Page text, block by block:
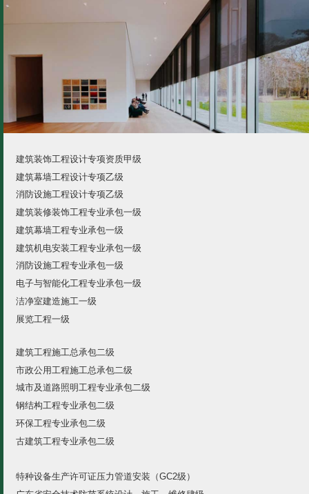
建筑装饰工程设计专项资质甲级
建筑幕墙工程设计专项乙级
消防设施工程设计专项乙级
建筑装修装饰工程专业承包一级
建筑幕墙工程专业承包一级
建筑机电安装工程专业承包一级
消防设施工程专业承包一级
电子与智能化工程专业承包一级
洁净室建造施工一级
展览工程一级
建筑工程施工总承包二级
市政公用工程施工总承包二级
城市及道路照明工程专业承包二级
钢结构工程专业承包二级
环保工程专业承包二级
古建筑工程专业承包二级
特种设备生产许可证压力管道安装（GC2级）